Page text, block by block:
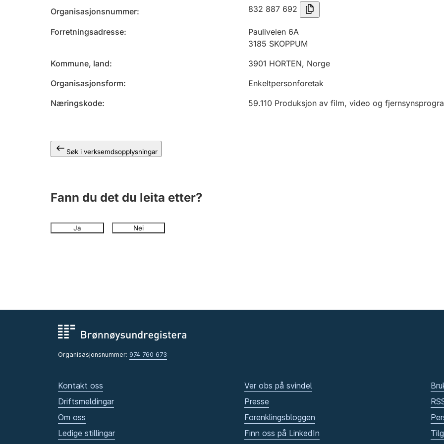
Organisasjonsnummer 832 887 692
Forretningsadresse
Pauliveien 6A
3185 SKOPPUM
Kommune, land
3901 HORTEN, Norge
Organisasjonsform
Enkeltpersonforetak
Næringskode
59.110 Produksjon av film, video og
Søk i verksemdsopplysningar
Fann du det du leita etter?
Ja Nei
Organisasjonsnummer: 974 760 673
Kontakt oss
Driftsmeldingar
Om oss
Ledige stillingar
Ver obs på svindel
Presse
Forenklingsbloggen
Finn oss på LinkedIn